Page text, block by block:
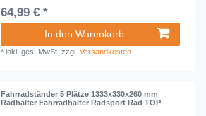
64,99 € *
In den Warenkorb
*inkl. ges. MwSt. zzgl.Versandkosten
Fahrradständer 5 Plätze 1333x330x260 mm
Radhalter Fahrradhalter Radsport Rad TOP